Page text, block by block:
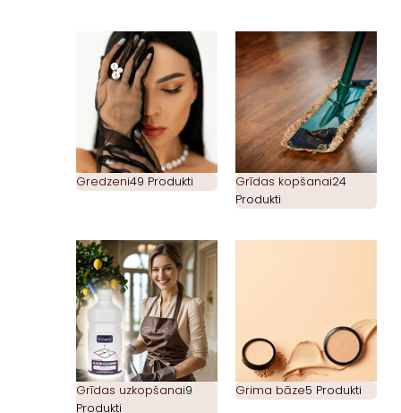
Gredzeni49 Produkti Grīdas kopšanai24
Produkti
Grīdas uzkopšanai9
Produkti
Grima bāze5 Produkti